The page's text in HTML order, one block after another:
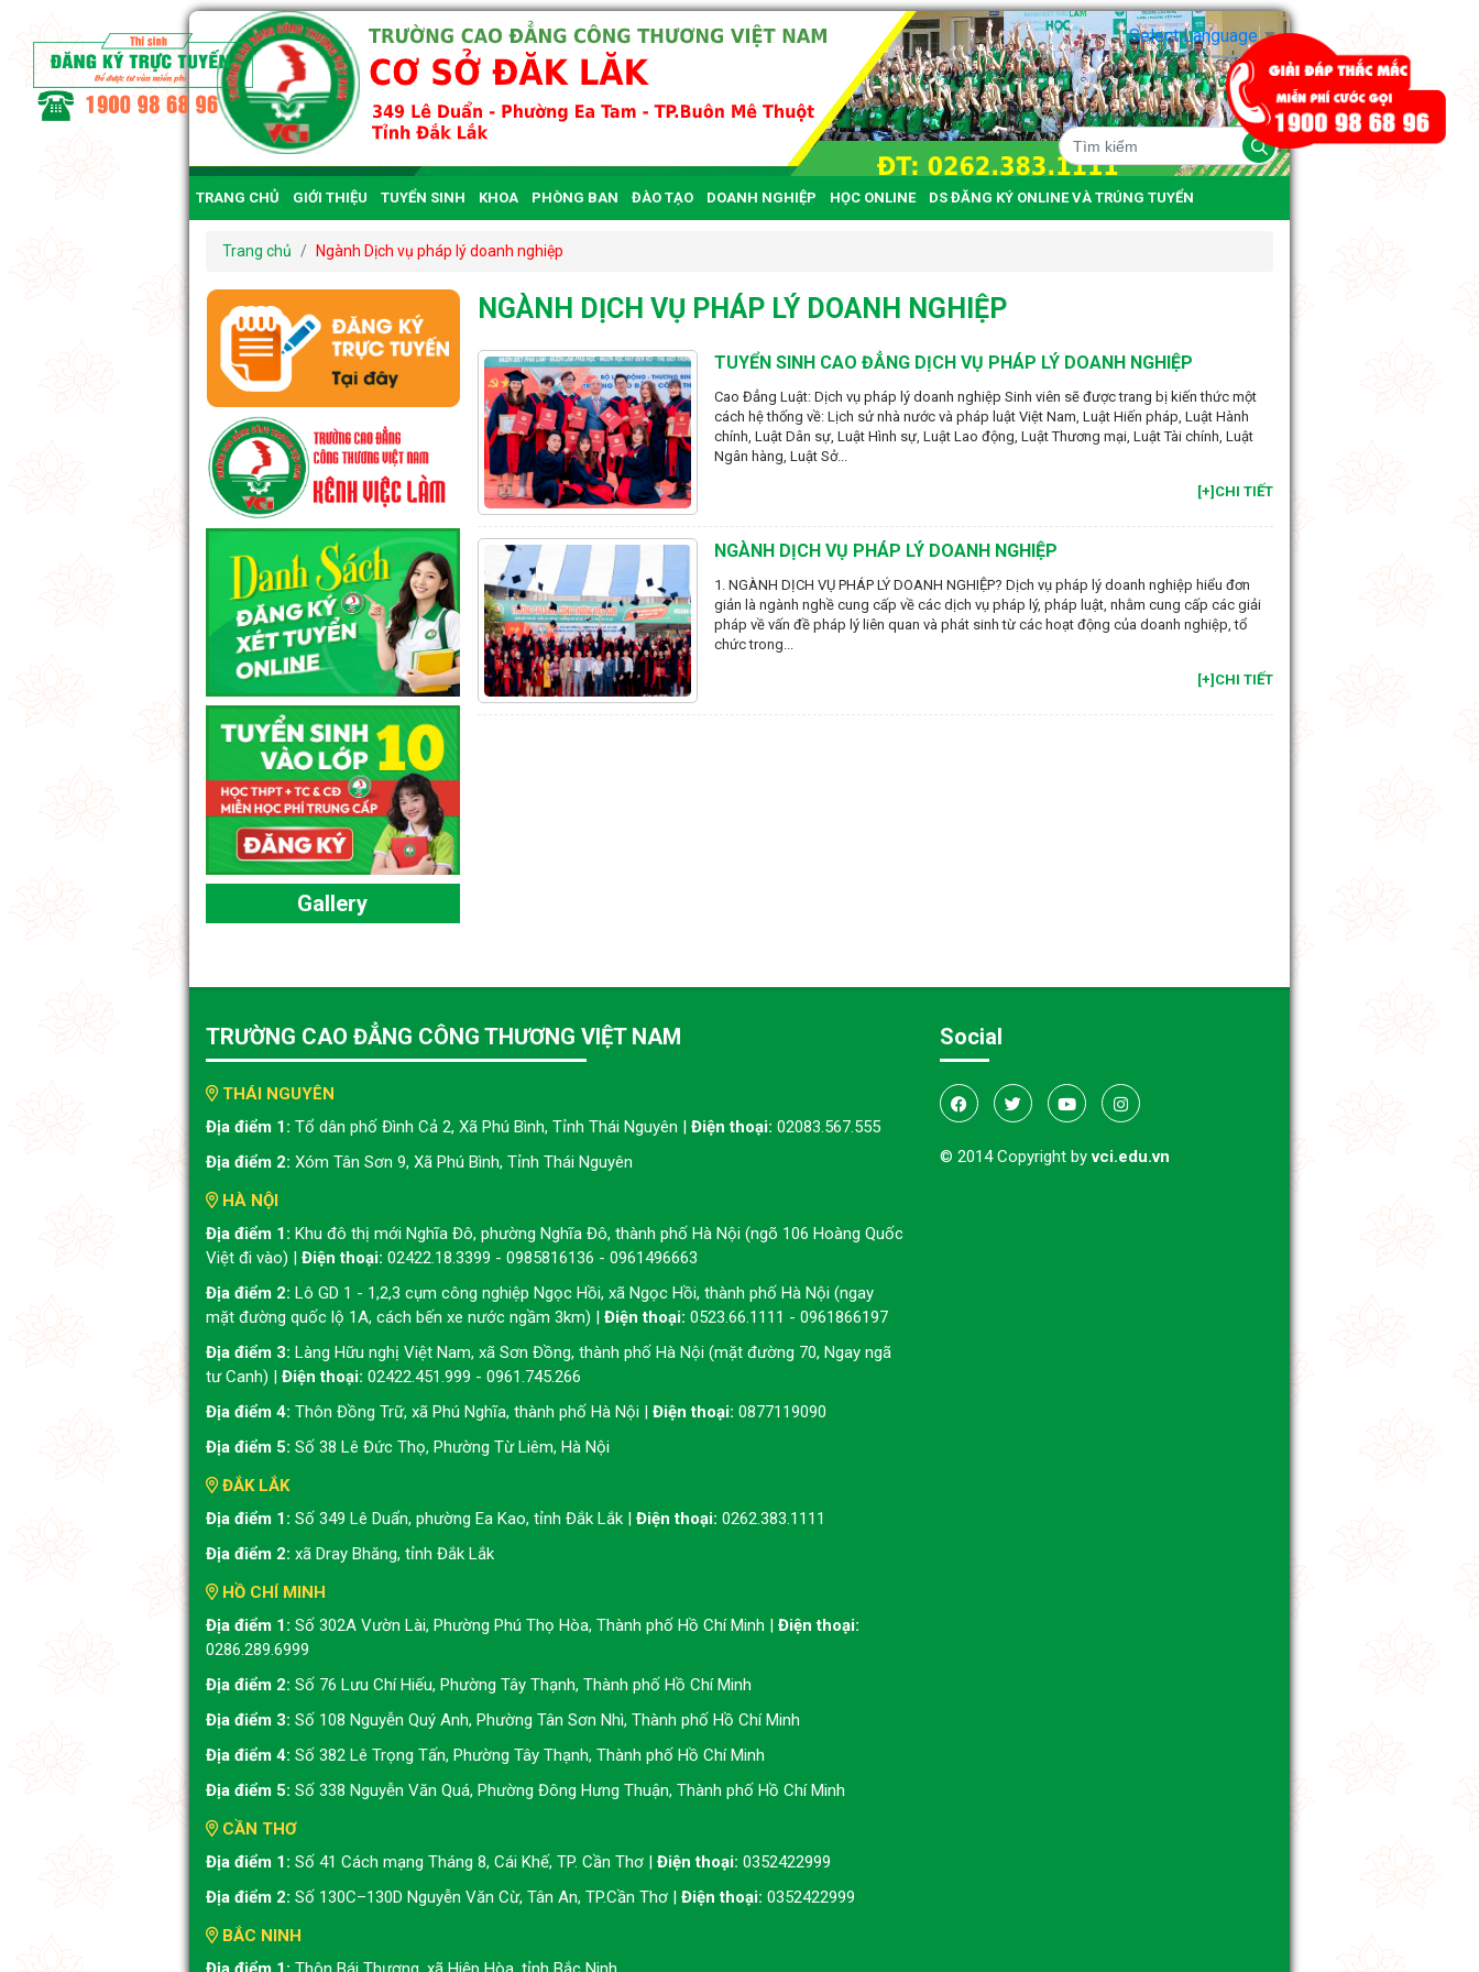
Select Language ▼
TRANG CHỦ GIỚI THIỆU TUYỂN SINH KHOA PHÒNG BAN ĐÀO TẠO DOANH NGHIỆP HỌC ONLINE DS ĐĂNG KÝ ONLINE VÀ TRÚNG TUYỂN
CÔNG KHAI
Trang chủ Ngành Dịch vụ pháp lý doanh nghiệp
Gallery
NGÀNH DỊCH VỤ PHÁP LÝ DOANH NGHIỆP
TUYỂN SINH CAO ĐẲNG DỊCH VỤ PHÁP LÝ DOANH NGHIỆP
Cao Đẳng Luật: Dịch vụ pháp lý doanh nghiệp Sinh viên sẽ được trang bị kiến thức một
cách hệ thống về: Lịch sử nhà nước và pháp luật Việt Nam, Luật Hiến pháp, Luật Hành
chính, Luật Dân sự, Luật Hình sự, Luật Lao động, Luật Thương mại, Luật Tài chính, Luật
Ngân hàng, Luật Sở...
[+]CHI TIẾT
NGÀNH DỊCH VỤ PHÁP LÝ DOANH NGHIỆP
1. NGÀNH DỊCH VỤ PHÁP LÝ DOANH NGHIỆP? Dịch vụ pháp lý doanh nghiệp hiểu đơn
giản là ngành nghề cung cấp về các dịch vụ pháp lý, pháp luật, nhằm cung cấp các giải
pháp về vấn đề pháp lý liên quan và phát sinh từ các hoạt động của doanh nghiệp, tổ
chức trong...
[+]CHI TIẾT
TRƯỜNG CAO ĐẲNG CÔNG THƯƠNG VIỆT NAM
THÁI NGUYÊN
Địa điểm 1: Tổ dân phố Đình Cả 2, Xã Phú Bình, Tỉnh Thái Nguyên | Điện thoại: 02083.567.555
Địa điểm 2: Xóm Tân Sơn 9, Xã Phú Bình, Tỉnh Thái Nguyên
HÀ NỘI
Địa điểm 1: Khu đô thị mới Nghĩa Đô, phường Nghĩa Đô, thành phố Hà Nội (ngõ 106 Hoàng Quốc
Việt đi vào) | Điện thoại: 02422.18.3399 - 0985816136 - 0961496663
Địa điểm 2: Lô GD 1 - 1,2,3 cụm công nghiệp Ngọc Hồi, xã Ngọc Hồi, thành phố Hà Nội (ngay
mặt đường quốc lộ 1A, cách bến xe nước ngầm 3km) | Điện thoại: 0523.66.1111 - 0961866197
Địa điểm 3: Làng Hữu nghị Việt Nam, xã Sơn Đồng, thành phố Hà Nội (mặt đường 70, Ngay ngã
tư Canh) | Điện thoại: 02422.451.999 - 0961.745.266
Địa điểm 4: Thôn Đồng Trữ, xã Phú Nghĩa, thành phố Hà Nội | Điện thoại: 0877119090
Địa điểm 5: Số 38 Lê Đức Thọ, Phường Từ Liêm, Hà Nội
ĐẮK LẮK
Địa điểm 1: Số 349 Lê Duẩn, phường Ea Kao, tỉnh Đắk Lắk | Điện thoại: 0262.383.1111
Địa điểm 2: xã Dray Bhăng, tỉnh Đắk Lắk
HỒ CHÍ MINH
Địa điểm 1: Số 302A Vườn Lài, Phường Phú Thọ Hòa, Thành phố Hồ Chí Minh | Điện thoại:
0286.289.6999
Địa điểm 2: Số 76 Lưu Chí Hiếu, Phường Tây Thạnh, Thành phố Hồ Chí Minh
Địa điểm 3: Số 108 Nguyễn Quý Anh, Phường Tân Sơn Nhì, Thành phố Hồ Chí Minh
Địa điểm 4: Số 382 Lê Trọng Tấn, Phường Tây Thạnh, Thành phố Hồ Chí Minh
Địa điểm 5: Số 338 Nguyễn Văn Quá, Phường Đông Hưng Thuận, Thành phố Hồ Chí Minh
CẦN THƠ
Địa điểm 1: Số 41 Cách mạng Tháng 8, Cái Khế, TP. Cần Thơ | Điện thoại: 0352422999
Địa điểm 2: Số 130C–130D Nguyễn Văn Cừ, Tân An, TP.Cần Thơ | Điện thoại: 0352422999
BẮC NINH
Social
© 2014 Copyright byvci.edu.vn